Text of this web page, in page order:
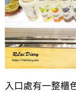
入口處有一整櫃